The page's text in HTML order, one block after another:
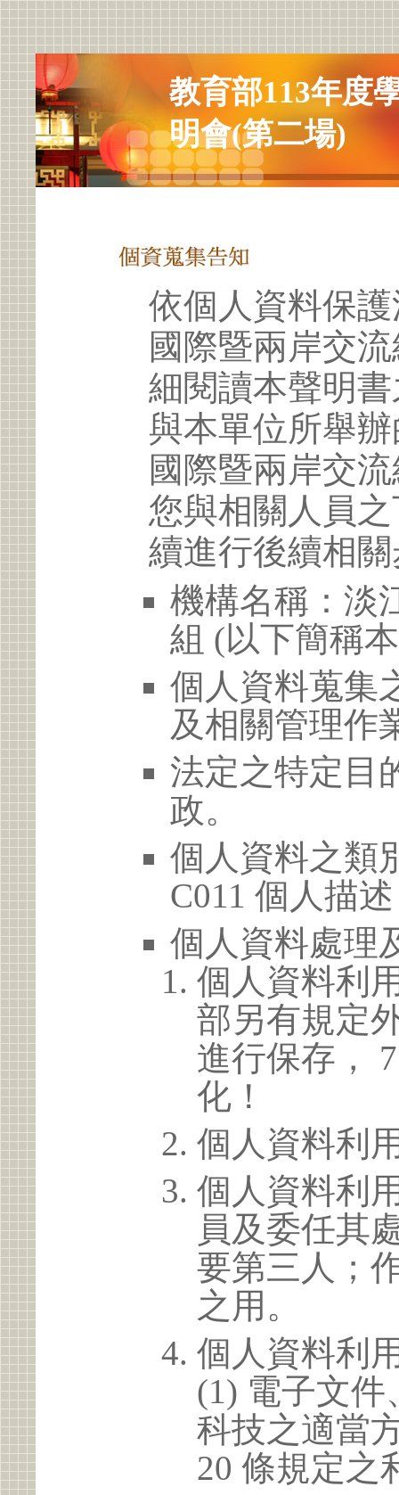
教育部113年度
明會(第二場)
依個人資料保
國際暨兩岸交
細閱讀本聲明
與本單位所舉
國際暨兩岸交
您與相關人員
續進行後續相
機構名稱：淡
組 (以下簡稱
個人資料蒐集
及相關管理作
法定之特定目
政。
個人資料之類
C011 個人描述
個人資料處理
個人資料利
部另有規定
進行保存，
化！
個人資料利
個人資料利
員及委任其
要第三人；
之用。
個人資料利
(1) 電子文
科技之適當
20 條規定之